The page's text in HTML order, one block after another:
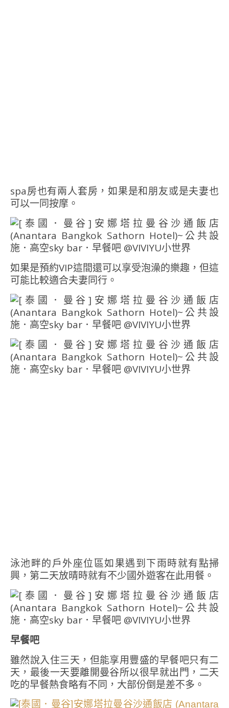
spa房也有兩人套房，如果是和朋友或是夫妻也
可以一同按摩。
如果是預約VIP這間還可以享受泡澡的樂趣，但這
可能比較適合夫妻同行。
泳池畔的戶外座位區如果遇到下雨時就有點掃
興，第二天放晴時就有不少國外遊客在此用餐。
早餐吧
雖然說入住三天，但能享用豐盛的早餐吧只有二
天，最後一天要離開曼谷所以很早就出門，二天
吃的早餐熱食略有不同，大部份倒是差不多。